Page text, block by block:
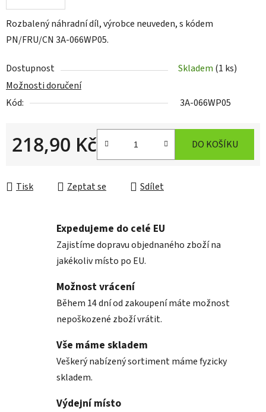
Rozbalený náhradní díl, výrobce neuveden, s kódem
PN/FRU/CN 3A-066WP05.
Dostupnost Skladem (1 ks)
Možnosti doručení
Kód:
3A-066WP05
218,90 Kč DO KOŠÍKU
Tisk Zeptat se Sdílet
Expedujeme do celé EU
Zajistíme dopravu objednaného zboží na
jakékoliv místo po EU.
Možnost vrácení
Během 14 dní od zakoupení máte možnost
nepoškozené zboží vrátit.
Vše máme skladem
Veškerý nabízený sortiment máme fyzicky
skladem.
Výdejní místo